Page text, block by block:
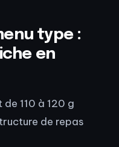
type :
en
110 à 120 g
de repas